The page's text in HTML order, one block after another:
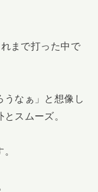
まで打った中で
うなぁ」と想像し
スムーズ。